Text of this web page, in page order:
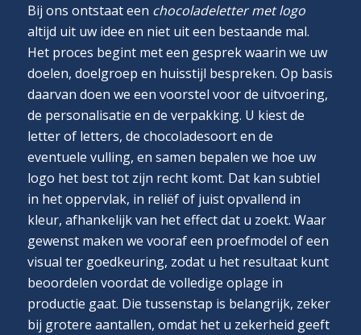
Bij ons ontstaat een chocoladeletter met logo
altijd uit uw idee en niet uit een bestaande mal.
Het proces begint met een gesprek waarin we uw
doelen, doelgroep en huisstijl bespreken. Op basis
daarvan doen we een voorstel voor de uitvoering,
de personalisatie en de verpakking. U kiest de
letter of letters, de chocoladesoort en de
eventuele vulling, en samen bepalen we hoe uw
logo het best tot zijn recht komt. Dat kan subtiel
in het oppervlak, in reliëf of juist opvallend in
kleur, afhankelijk van het effect dat u zoekt. Waar
gewenst maken we vooraf een proefmodel of een
visual ter goedkeuring, zodat u het resultaat kunt
beoordelen voordat de volledige oplage in
productie gaat. Die tussenstap is belangrijk, zeker
bij grotere aantallen, omdat het u zekerheid geeft